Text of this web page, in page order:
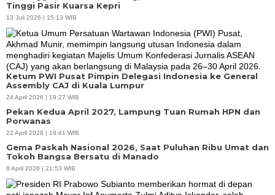
Tinggi Pasir Kuarsa Kepri
13 Juli 2026 | 15:13 WIB
Ketum PWI Pusat Pimpin Delegasi Indonesia ke General
Assembly CAJ di Kuala Lumpur
24 April 2026 | 19:27 WIB
Pekan Kedua April 2027, Lampung Tuan Rumah HPN dan
Porwanas
22 April 2026 | 19:41 WIB
Gema Paskah Nasional 2026, Saat Puluhan Ribu Umat dan
Tokoh Bangsa Bersatu di Manado
8 April 2026 | 21:53 WIB